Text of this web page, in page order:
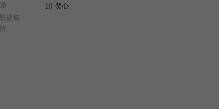
被無
10 焚心